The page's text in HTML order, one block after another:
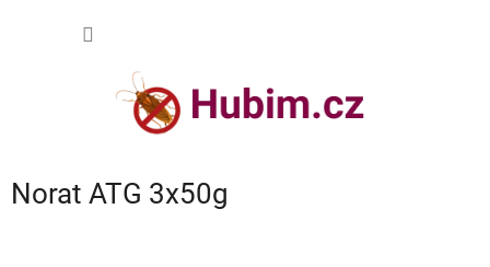
Norat ATG 3x50g